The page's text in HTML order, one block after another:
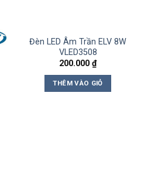
Đèn LED Âm Trần ELV 8W
VLED3508
200.000₫
THÊM VÀO GIỎ